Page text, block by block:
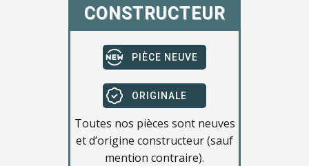
CONSTRUCTEUR
PIÈCE NEUVE
ORIGINALE
Toutes nos pièces sont neuves
et d’origine constructeur (sauf
mention contraire).